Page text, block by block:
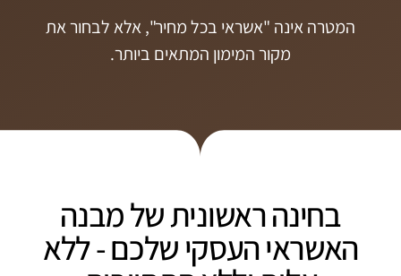
המטרה אינה "אשראי בכל מחיר", אלא לבחור את
מקור המימון המתאים ביותר.
בחינה ראשונית של מבנה
האשראי העסקי שלכם - ללא